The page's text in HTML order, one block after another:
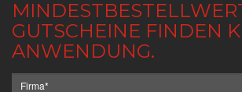
GUTSCHEINE FINDEN
ANWENDUNG.